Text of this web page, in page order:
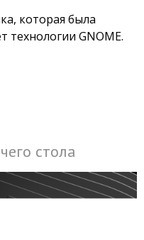
которая была
технологии GNOME.
стола